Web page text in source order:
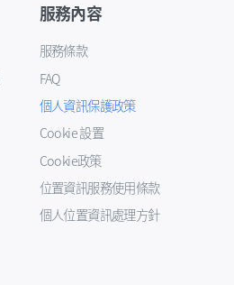
服務內容
服務條款
FAQ
個人資訊保護政策
Cookie 設置
Cookie政策
位置資訊服務使用條款
個人位置資訊處理方針